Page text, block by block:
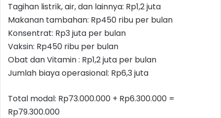
Tagihan listrik, air, dan lainnya: Rp1,2 juta
Makanan tambahan: Rp450 ribu per bulan
Konsentrat: Rp3 juta per bulan
Vaksin: Rp450 ribu per bulan
Obat dan Vitamin : Rp1,2 juta per bulan
Jumlah biaya operasional: Rp6,3 juta
Total modal: Rp73.000.000 + Rp6.300.000 =
Rp79.300.000